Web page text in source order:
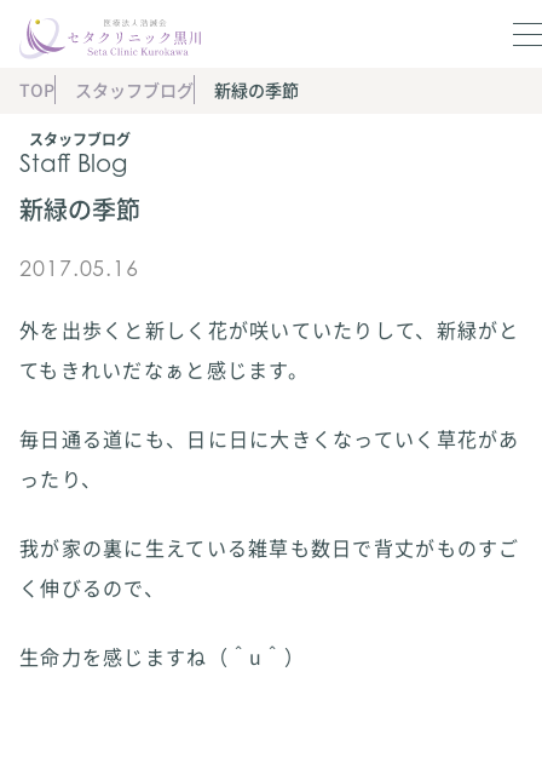
スタッフブログ
Staff Blog
TOP スタッフブログ 新緑の季節
新緑の季節
2017.05.16
外を出歩くと新しく花が咲いていたりして、新緑がと
てもきれいだなぁと感じます。
毎日通る道にも、日に日に大きくなっていく草花があ
ったり、
我が家の裏に生えている雑草も数日で背丈がものすご
く伸びるので、
生命力を感じますね（＾u＾）